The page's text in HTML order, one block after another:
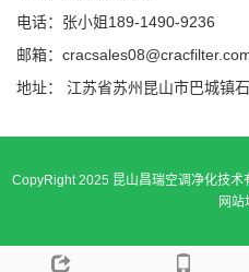
电话：张小姐189-1490-9236
邮箱：
地址： 江苏省苏州昆山市巴城镇
CopyRight 2025 昆山昌瑞空调净化技
网站